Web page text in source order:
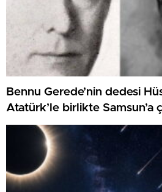
Bennu Gerede’nin dedesi
Atatürk’le birlikte Samsun’a
Gerede’nin hayatı…